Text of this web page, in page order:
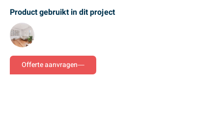
Product gebruikt in dit project
Offerte aanvragen